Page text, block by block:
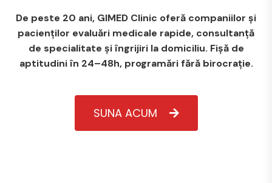
De peste 20 ani, GIMED Clinic oferă companiilor și
pacienților evaluări medicale rapide, consultanță
de specialitate și îngrijiri la domiciliu. Fișă de
aptitudini în 24–48h, programări fără birocrație.
SUNA ACUM